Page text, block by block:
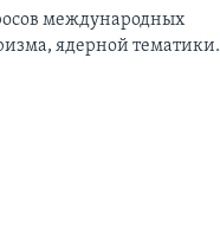
международных
ядерной тематики.